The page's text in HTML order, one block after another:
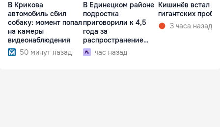
В Крикова
автомобиль сбил
собаку: момент попал
на камеры
видеонаблюдения
50 минут назад
В Единецком районе
подростка
приговорили к 4,5
года за
распространение
наркотиков
час назад
Кишинёв встал в
гигантских
3 часа назад